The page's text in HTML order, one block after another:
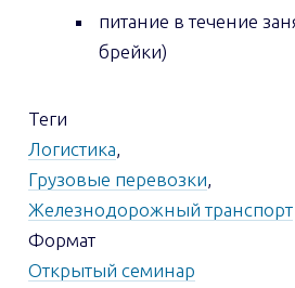
питание в течение
брейки)
Теги
Логистика,
Грузовые перевозки,
Железнодорожный транспорт
Формат
Открытый семинар